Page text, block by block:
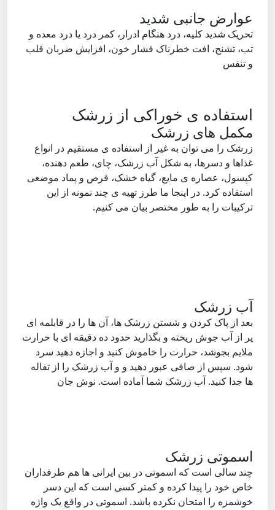
عوارض جانبی شدید
تحریک شدید کلیه، درد هنگام ادرار، کمر درد یا درد معده و
تب، تشنج، افت خطرناک فشار خون، افزایش ضربان قلب
و تنفس
استفاده ی خوراکی از زرشک
مکمل های زرشک
زرشک را می توان به غیر از استفاده ی مستقیم در انواع
غذاها و دسرها، به شکل آب زرشک، چای، طعم دهنده،
کپسول، عصاره ی مایع، گیاه خشک، قرص و پماد موضعی
استفاده کرد. در اینجا ما طرز تهیه ی چند نمونه از این
ترکیبات را به طور مختصر بیان می کنیم.
آب زرشک
بعد از پاک کردن و شستن زرشک ها، آن ها را در قابلمه ای
پر از آب جوش ریخته و بگذارید حدود ده دقیقه ای با حرارت
ملایم بجوشد، حرارت را خاموش کنید و اجازه دهید سرد
شود. سپس از صافی عبور دهید و و آب زرشک را از تفاله
ها جدا کنید. آب زرشک شما آماده است. نوش جان
اسموتی زرشک
چند سالی است که اسموتی در بین ایرانی ها هم طرفداران
خاص خود را پیدا کرده و کمتر کسی است که این دسر
خوشمزه را امتحان نکرده باشد. اسموتی در واقع یک واژه